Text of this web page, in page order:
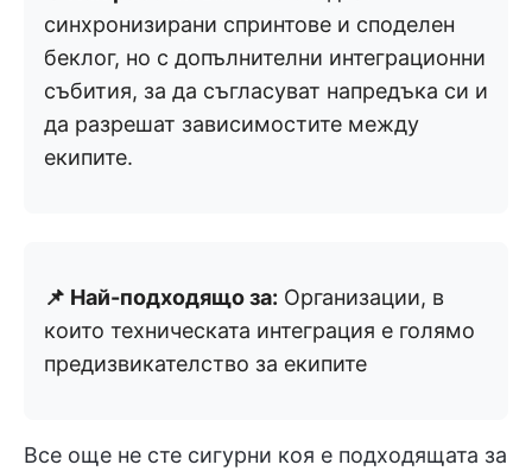
синхронизирани спринтове и споделен
беклог, но с допълнителни интеграционни
събития, за да съгласуват напредъка си и
да разрешат зависимостите между
екипите.
📌 Най-подходящо за: Организации, в
които техническата интеграция е голямо
предизвикателство за екипите
Все още не сте сигурни коя е подходящата за